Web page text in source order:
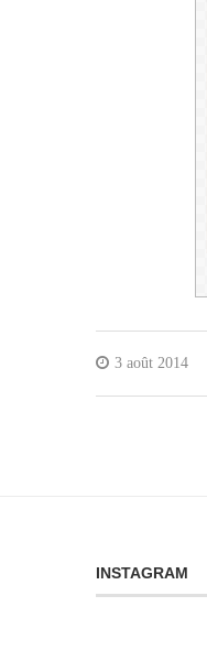
3 août 2014
INSTAGRAM